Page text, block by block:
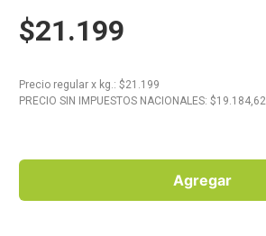
$21.199
Precio regular x kg. : $21.199
PRECIO SIN IMPUESTOS NACIONALES: $19.184,62
Agregar
Juguetes
. Carne